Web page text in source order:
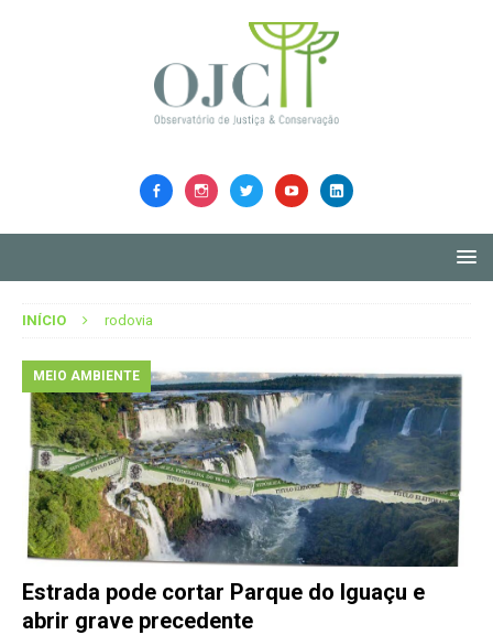
INÍCIO rodovia
MEIO AMBIENTE
Estrada pode cortar Parque do Iguaçu e
abrir grave precedente